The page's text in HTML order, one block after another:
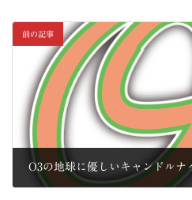
前の記事
O3の地球に優しいキャンドル